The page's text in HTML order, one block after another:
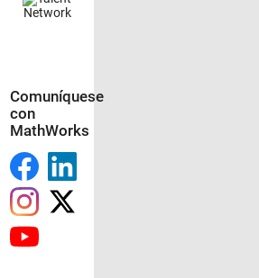
Comuníquese
con
MathWorks